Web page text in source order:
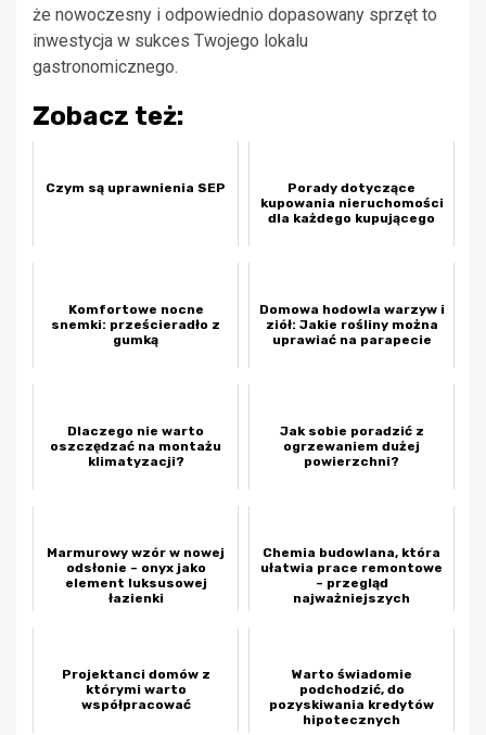
że nowoczesny i odpowiednio dopasowany sprzęt to
inwestycja w sukces Twojego lokalu
gastronomicznego.
Zobacz też:
Czym są uprawnienia SEP
Porady dotyczące
kupowania nieruchomości
dla każdego kupującego
Komfortowe nocne
snemki: prześcieradło z
gumką
Domowa hodowla warzyw i
ziół: Jakie rośliny można
uprawiać na parapecie
Dlaczego nie warto
oszczędzać na montażu
klimatyzacji?
Jak sobie poradzić z
ogrzewaniem dużej
powierzchni?
Marmurowy wzór w nowej
odsłonie – onyx jako
element luksusowej
łazienki
Chemia budowlana, która
ułatwia prace remontowe
– przegląd
najważniejszych
Projektanci domów z
którymi warto
współpracować
Warto świadomie
podchodzić, do
pozyskiwania kredytów
hipotecznych